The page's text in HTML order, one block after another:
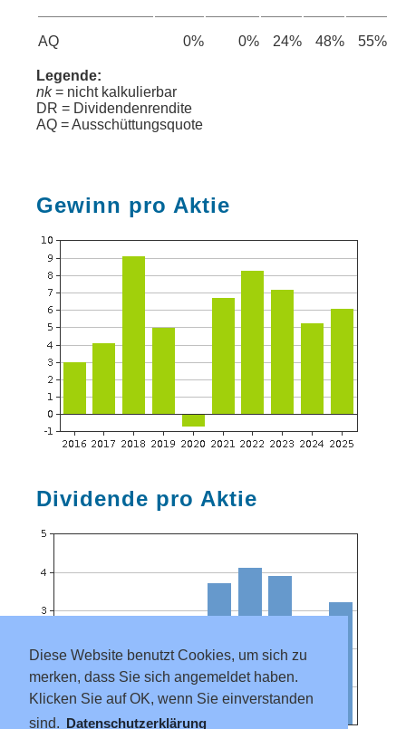
Diese Website benutzt Cookies, um sich zu
merken, dass Sie sich angemeldet haben.
Klicken Sie auf OK, wenn Sie einverstanden
sind. Datenschutzerklärung
AQ 0% 0% 24% 48% 55%
Legende:
nk= nicht kalkulierbar
DR = Dividendenrendite
AQ = Ausschüttungsquote
Gewinn pro Aktie
Dividende pro Aktie